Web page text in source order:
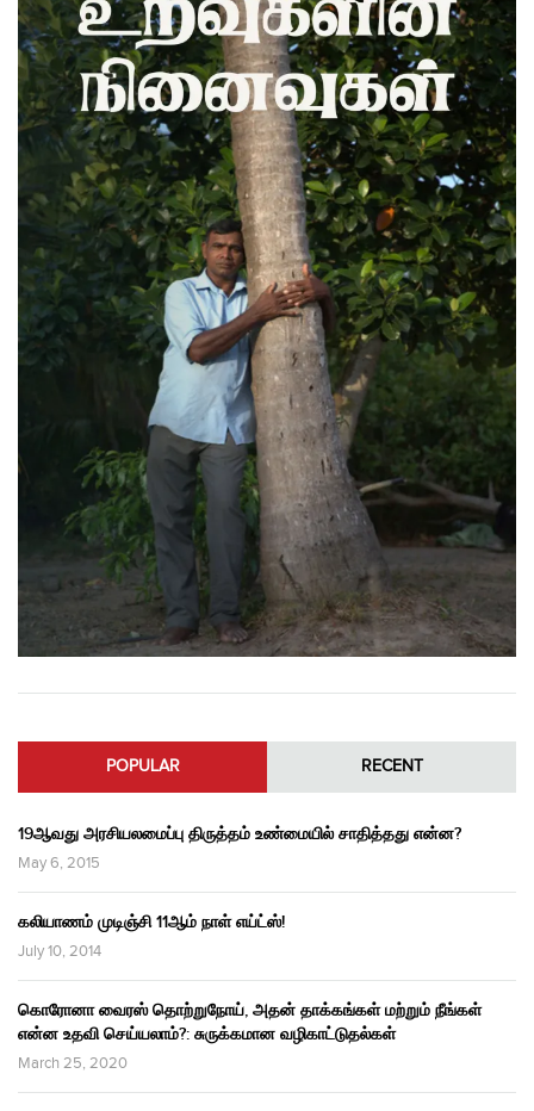
POPULAR RECENT
19ஆவது அரசியலமைப்பு திருத்தம் உண்மையில் சாதித்தது என்ன?
May 6, 2015
கலியாணம் முடிஞ்சி 11ஆம் நாள் எய்ட்ஸ்!
July 10, 2014
கொரோனா வைரஸ் தொற்றுநோய், அதன் தாக்கங்கள் மற்றும் நீங்கள்
என்ன உதவி செய்யலாம்?: சுருக்கமான வழிகாட்டுதல்கள்
March 25, 2020